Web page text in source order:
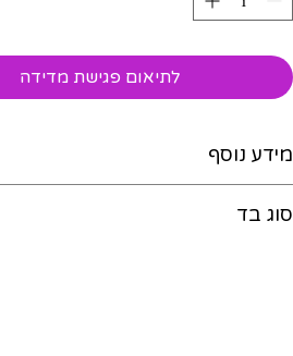
לתיאום פגישת מדידה
מידע נוסף
ללא סחיטה ב-30 מעלות.
סוג בד